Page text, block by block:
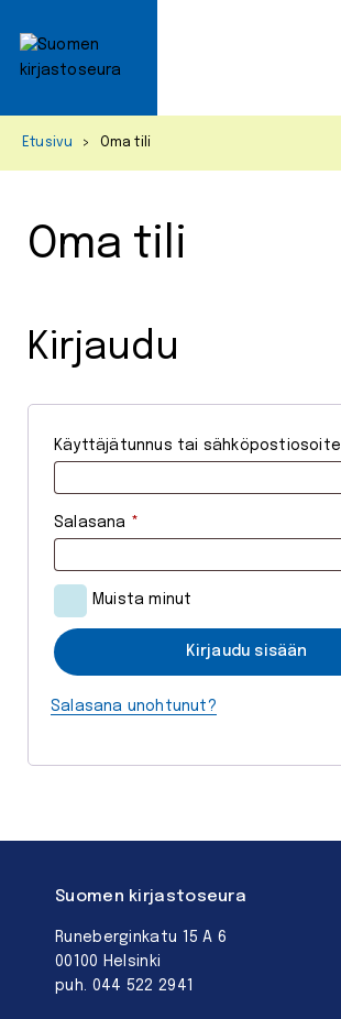
Etusivu > Oma tili
Oma tili
Kirjaudu
Käyttäjätunnus tai sähköpostiosoite
Salasana *
t
a
n
Muista minut
Kirjaudu sisään
Salasana unohtunut?
Suomen kirjastoseura
Runeberginkatu 15 A 6
00100 Helsinki
puh. 044 522 2941